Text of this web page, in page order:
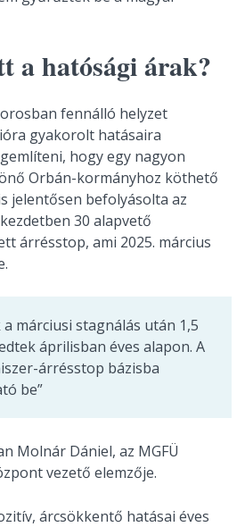
a hatósági árak?
fennálló helyzet
gyakorolt hatásaira
hogy egy nagyon
Orbán-kormányhoz köthető
jelentősen befolyásolta az
30 alapvető
árrésstop, ami 2025. március
a márciusi stagnálás után 1,5
áprilisban éves alapon. A
árrésstop bázisba
be”
Molnár Dániel, az MGFÜ
vezető elemzője.
árcsökkentő hatásai éves